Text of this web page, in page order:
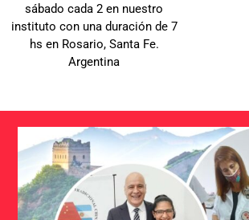
sábado cada 2 en nuestro
instituto con una duración de 7
hs en Rosario, Santa Fe.
Argentina